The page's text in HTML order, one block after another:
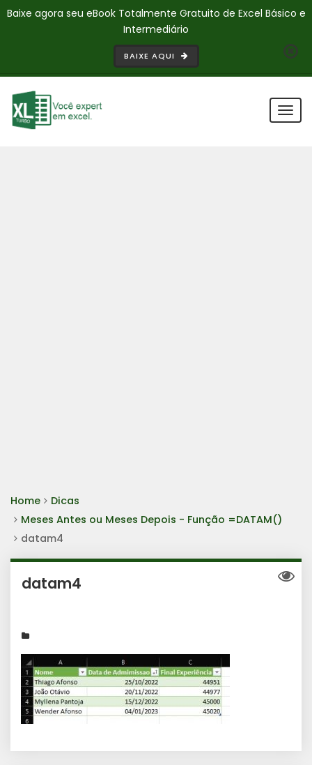
Baixe agora seu eBook Totalmente Gratuito de Excel Básico e
Intermediário
BAIXE AQUI
Home
Dicas
Meses Antes ou Meses Depois - Função =DATAM()
datam4
datam4